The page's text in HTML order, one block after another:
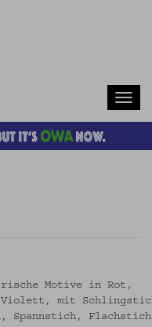
Motive in Rot,
Violett, mit
Spannstich,